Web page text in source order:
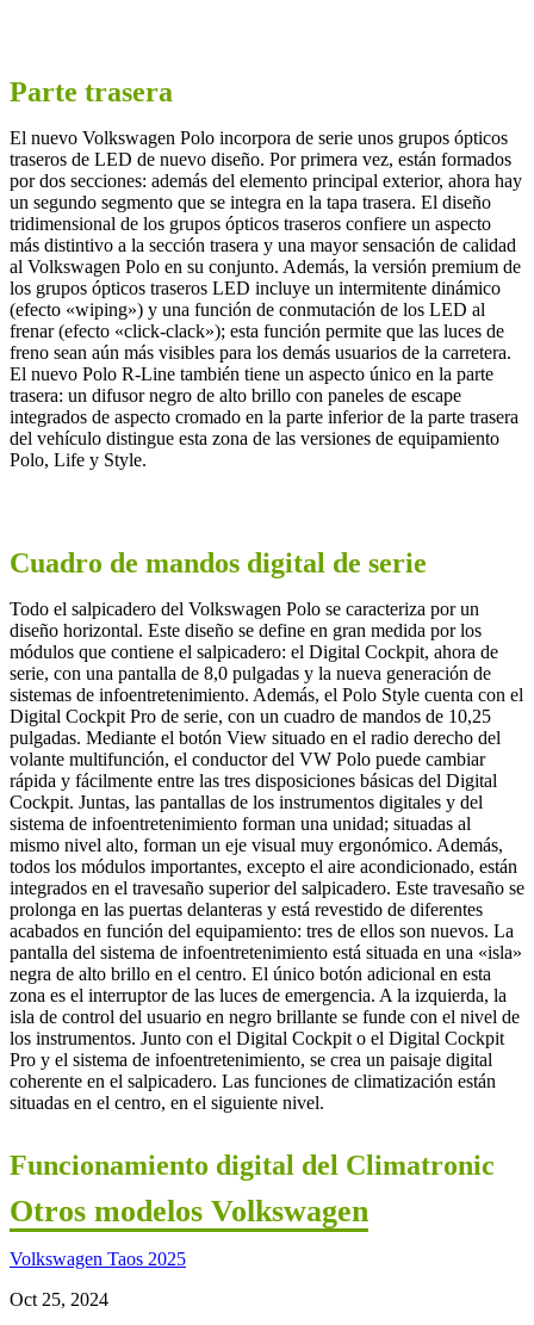
Parte trasera
El nuevo Volkswagen Polo incorpora de serie unos grupos ópticos
traseros de LED de nuevo diseño. Por primera vez, están formados
por dos secciones: además del elemento principal exterior, ahora hay
un segundo segmento que se integra en la tapa trasera. El diseño
tridimensional de los grupos ópticos traseros confiere un aspecto
más distintivo a la sección trasera y una mayor sensación de calidad
al Volkswagen Polo en su conjunto. Además, la versión premium de
los grupos ópticos traseros LED incluye un intermitente dinámico
(efecto «wiping») y una función de conmutación de los LED al
frenar (efecto «click-clack»); esta función permite que las luces de
freno sean aún más visibles para los demás usuarios de la carretera.
El nuevo Polo R-Line también tiene un aspecto único en la parte
trasera: un difusor negro de alto brillo con paneles de escape
integrados de aspecto cromado en la parte inferior de la parte trasera
del vehículo distingue esta zona de las versiones de equipamiento
Polo, Life y Style.
Cuadro de mandos digital de serie
Todo el salpicadero del Volkswagen Polo se caracteriza por un
diseño horizontal. Este diseño se define en gran medida por los
módulos que contiene el salpicadero: el Digital Cockpit, ahora de
serie, con una pantalla de 8,0 pulgadas y la nueva generación de
sistemas de infoentretenimiento. Además, el Polo Style cuenta con el
Digital Cockpit Pro de serie, con un cuadro de mandos de 10,25
pulgadas. Mediante el botón View situado en el radio derecho del
volante multifunción, el conductor del VW Polo puede cambiar
rápida y fácilmente entre las tres disposiciones básicas del Digital
Cockpit. Juntas, las pantallas de los instrumentos digitales y del
sistema de infoentretenimiento forman una unidad; situadas al
mismo nivel alto, forman un eje visual muy ergonómico. Además,
todos los módulos importantes, excepto el aire acondicionado, están
integrados en el travesaño superior del salpicadero. Este travesaño se
prolonga en las puertas delanteras y está revestido de diferentes
acabados en función del equipamiento: tres de ellos son nuevos. La
pantalla del sistema de infoentretenimiento está situada en una «isla»
negra de alto brillo en el centro. El único botón adicional en esta
zona es el interruptor de las luces de emergencia. A la izquierda, la
isla de control del usuario en negro brillante se funde con el nivel de
los instrumentos. Junto con el Digital Cockpit o el Digital Cockpit
Pro y el sistema de infoentretenimiento, se crea un paisaje digital
coherente en el salpicadero. Las funciones de climatización están
situadas en el centro, en el siguiente nivel.
Funcionamiento digital del Climatronic
Otros modelos Volkswagen
Volkswagen Taos 2025
Oct 25, 2024